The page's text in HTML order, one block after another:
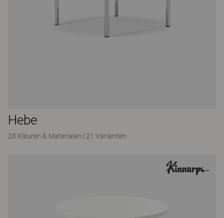
Hebe
28 Kleuren & Materialen | 21 Varianten